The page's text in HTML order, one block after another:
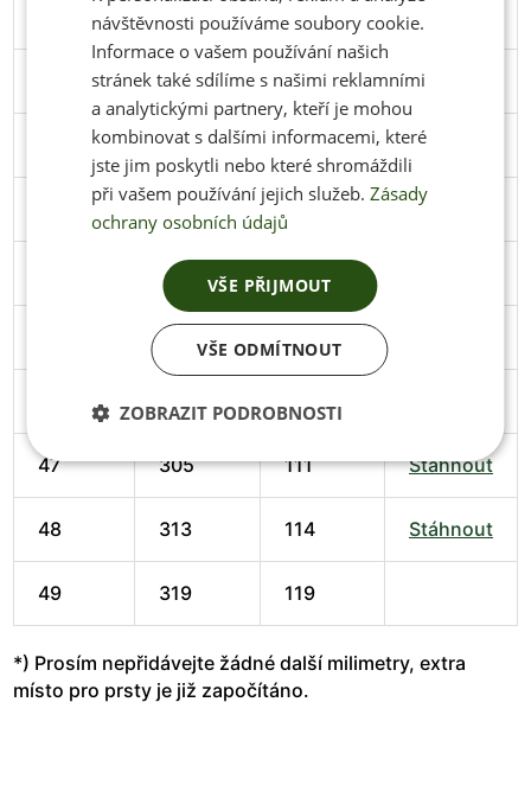
258 98 Stáhnout
266 102 Stáhnout
274 102 Stáhnout
279 Stáhnout
286
291
297 108
47 305 111 Stáhnout
48 313 114 Stáhnout
49 319 119
*) Prosím nepřidávejte žádné další milimetry, extra
místo pro prsty je již započítáno.
návštěvnosti používáme soubory cookie.
Informace o vašem používání našich
stránek také sdílíme s našimi reklamními
a analytickými partnery, kteří je mohou
kombinovat s dalšími informacemi, které
jste jim poskytli nebo které shromáždili
při vašem používání jejich služeb. Zásady
ochrany osobních údajů
VŠE PŘIJMOUT
VŠE ODMÍTNOUT
ZOBRAZIT PODROBNOSTI